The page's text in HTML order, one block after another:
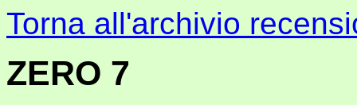
Torna all'archivio
ZERO 7